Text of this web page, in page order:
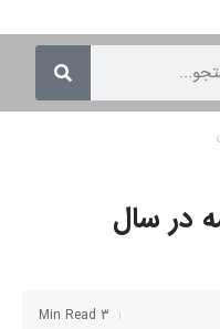
در سال
3 Min Read